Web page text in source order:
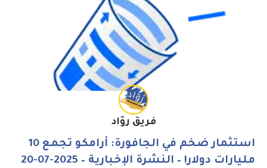
فريق روّاد
استثمار ضخم في الجافورة: أرامكو تجمع 10
مليارات دولار! – النشرة الإخبارية – 2025-07-20